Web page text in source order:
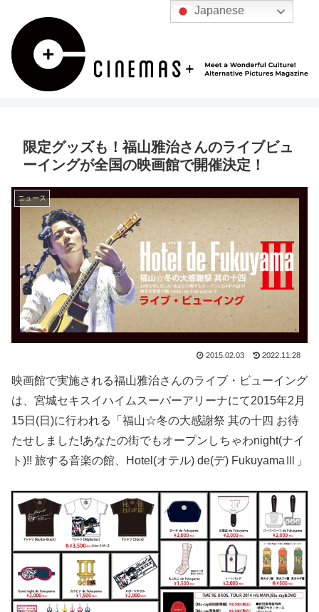
限定グッズも！福山雅治さんのライブビュ
ーイングが全国の映画館で開催決定！
ニュース
2015.02.03 2022.11.28
映画館で実施される福山雅治さんのライブ・ビューイング
は、宮城セキスイハイムスーパーアリーナにて2015年2月
15日(日)に行われる「福山☆冬の大感謝祭 其の十四 お待
たせしました!あなたの街でもオープンしちゃわnight(ナイ
ト)!! 旅する音楽の館、Hotel(オテル) de(デ) FukuyamaⅢ」
Japanese